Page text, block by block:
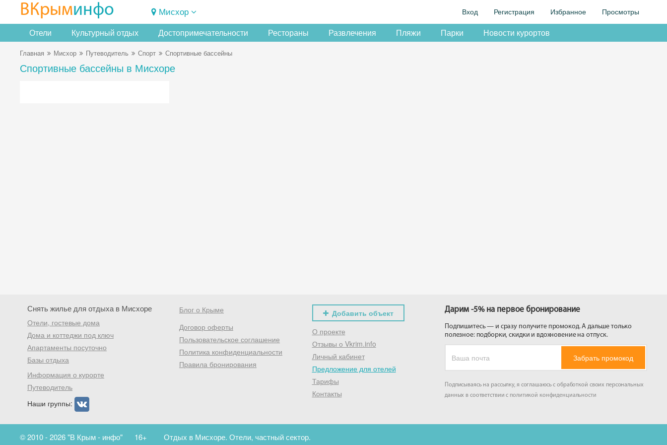
ВКрыминфо Мисхор Вход Регистрация Избранное Просмотры
Отели Культурный отдых Достопримечательности Рестораны Развлечения Пляжи Парки Новости курортов
Главная Мисхор Путеводитель Спорт Спортивные бассейны
Спортивные бассейны в Мисхоре
Снять жилье для отдыха в Мисхоре
Отели, гостевые дома
Дома и коттеджи под ключ
Апартаменты посуточно
Базы отдыха
Информация о курорте
Путеводитель
Наши группы:
Блог о Крыме
Договор оферты
Пользовательское соглашение
Политика конфиденциальности
Правила бронирования
Добавить объект
О проекте
Отзывы о Vkrim.info
Личный кабинет
Предложение для отелей
Тарифы
Контакты
Дарим -5% на первое бронирование
Подпишитесь — и сразу получите промокод. А дальше только
полезное: подборки, скидки и вдохновение на отпуск.
Забрать промокод
Подписываясь на рассылку, я соглашаюсь с обработкой своих персональных
данных в соответствии с политикой конфиденциальности
© 2010 - 2026 "В Крым - инфо" 16+ Отдых в Мисхоре. Отели, частный сектор.